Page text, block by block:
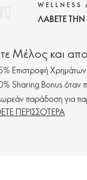
ΛΑΒΕΤΕ
Μέλος και
Επιστροφή
Sharing Bonus όταν
παράδοση για
ΠΕΡΙΣΣΟΤΕΡΑ